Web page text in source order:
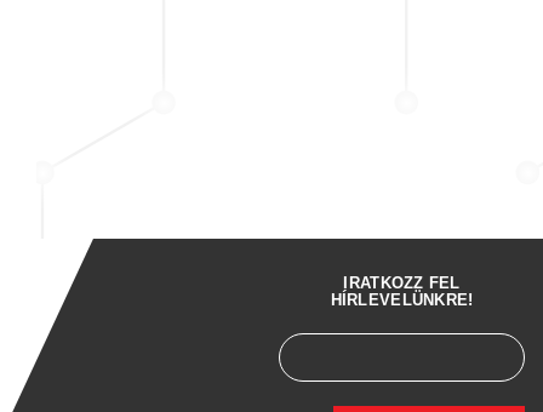
IRATKOZZ FEL
HÍRLEVELÜNKRE!